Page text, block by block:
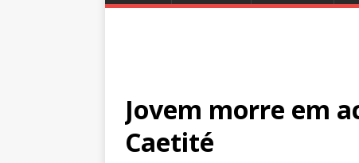
Jovem morre em
Caetité